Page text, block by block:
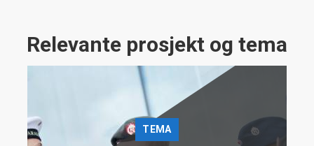
Relevante prosjekt og tema
TEMA